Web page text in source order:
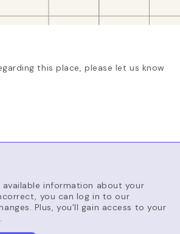
this place, please let us know
information about your
you can log in to our
Plus, you'll gain access to your